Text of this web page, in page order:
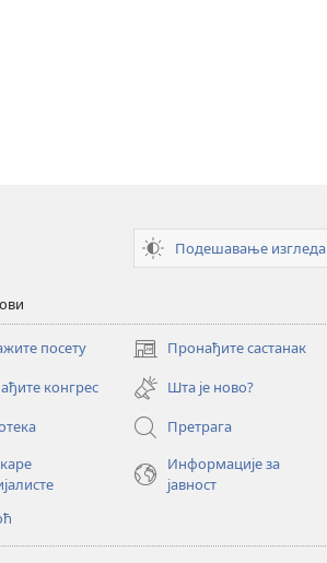
Подешавање изгледа
посету Пронађите састанак
(отвара
нови
прозор)
конгрес
Шта је ново?
Претрага
Информације за
јавност